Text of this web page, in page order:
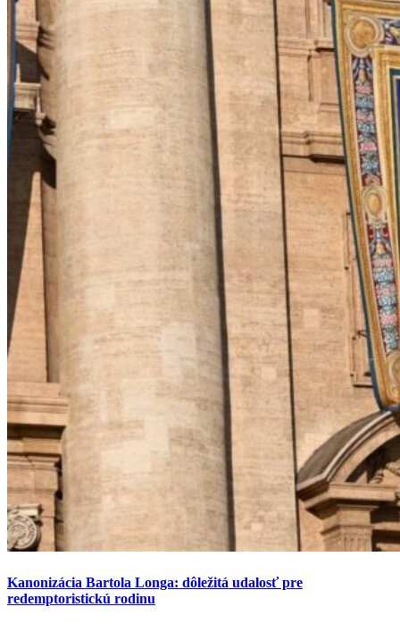
Kanonizácia Bartola Longa: dôležitá udalosť pre
redemptoristickú rodinu